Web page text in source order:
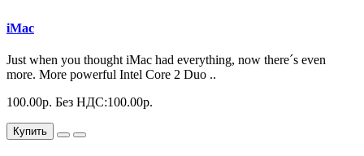
iMac
Just when you thought iMac had everything, now there´s even
more. More powerful Intel Core 2 Duo ..
100.00р. Без НДС:100.00р.
Купить